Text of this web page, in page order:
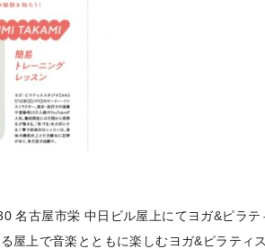
古屋市栄 中日ビル屋上にてヨガ&ピラテ
屋上で音楽とともに楽しむヨガ&ピラティス